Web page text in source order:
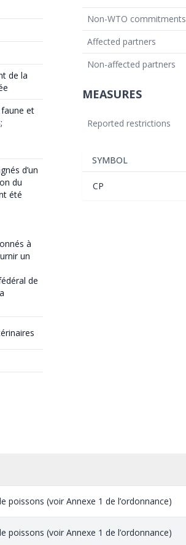
de la
et
d’un
du
été
à
un
de
Non-WTO commitments
Affected partners
Non-affected partners
MEASURES
Reported restrictions
SYMBOL
CP
poissons (voir Annexe 1 de l’ordonnance)
poissons (voir Annexe 1 de l’ordonnance)